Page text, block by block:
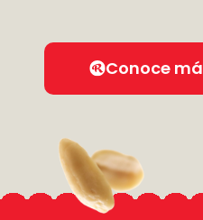
Conoce